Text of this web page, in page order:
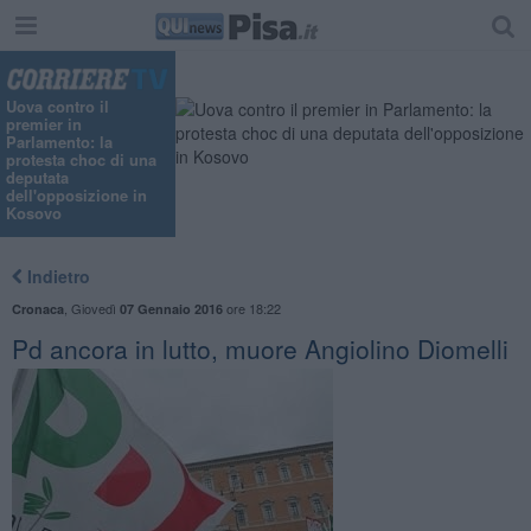
Uova contro il
premier in
Parlamento: la
protesta choc di una
deputata
dell'opposizione in
Kosovo
Indietro
Cronaca Giovedì 07 Gennaio 2016ore 18:22
Pd ancora in lutto, muore Angiolino Diomelli